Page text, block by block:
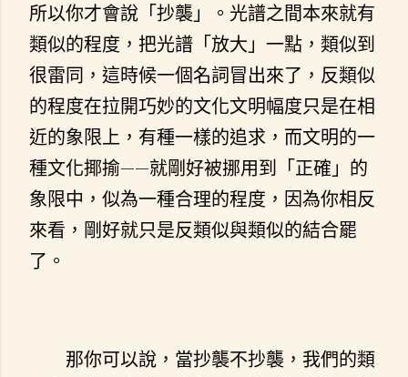
所以你才會說「抄襲」。光譜之間本來就有
類似的程度，把光譜「放大」一點，類似到
很雷同，這時候一個名詞冒出來了，反類似
的程度在拉開巧妙的文化文明幅度只是在相
近的象限上，有種一樣的追求，而文明的一
種文化揶揄——就剛好被挪用到「正確」的
象限中，似為一種合理的程度，因為你相反
來看，剛好就只是反類似與類似的結合罷
了。
那你可以說，當抄襲不抄襲，我們的類